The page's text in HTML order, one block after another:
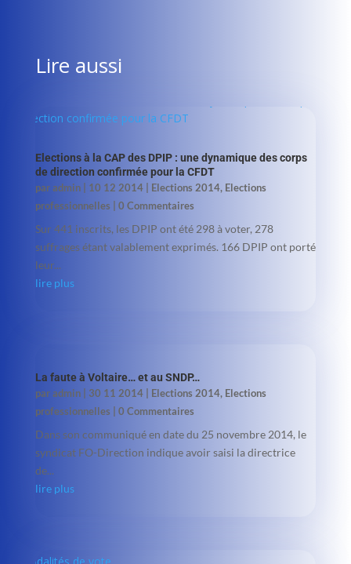
Lire aussi
Elections à la CAP des DPIP : une dynamique des corps
de direction confirmée pour la CFDT
paradmin| 10 12 2014| Elections 2014, Elections
professionnelles | 0 Commentaires
Sur 441 inscrits, les DPIP ont été 298 à voter, 278
suffrages étant valablement exprimés. 166 DPIP ont porté
leur...
lire plus
La faute à Voltaire… et au SNDP…
paradmin| 30 11 2014| Elections 2014, Elections
professionnelles | 0 Commentaires
Dans son communiqué en date du 25 novembre 2014, le
syndicat FO-Direction indique avoir saisi la directrice
de...
lire plus